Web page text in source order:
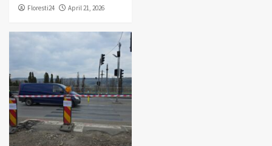
Floresti24 April 21, 2026